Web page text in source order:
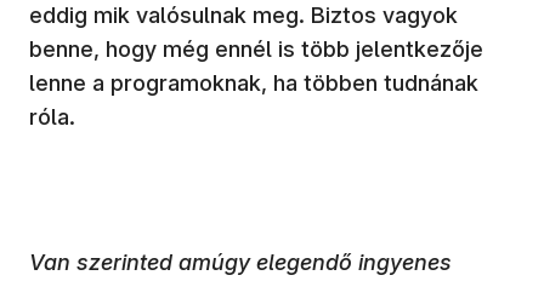
eddig mik valósulnak meg. Biztos vagyok
benne, hogy még ennél is több jelentkezője
lenne a programoknak, ha többen tudnának
róla.
Van szerinted amúgy elegendő ingyenes